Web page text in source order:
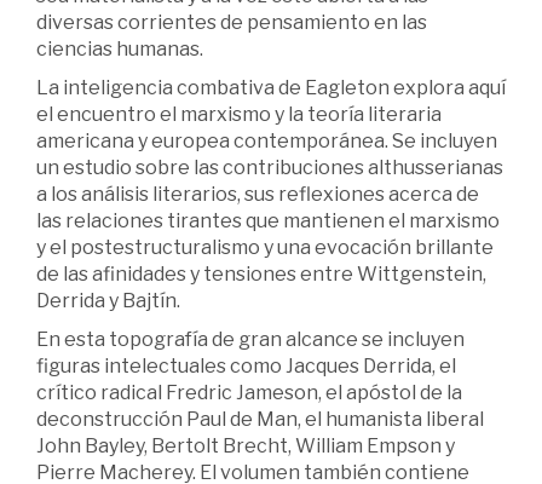
diversas corrientes de pensamiento en las
ciencias humanas.
La inteligencia combativa de Eagleton explora aquí
el encuentro el marxismo y la teoría literaria
americana y europea contemporánea. Se incluyen
un estudio sobre las contribuciones althusserianas
a los análisis literarios, sus reflexiones acerca de
las relaciones tirantes que mantienen el marxismo
y el postestructuralismo y una evocación brillante
de las afinidades y tensiones entre Wittgenstein,
Derrida y Bajtín.
En esta topografía de gran alcance se incluyen
figuras intelectuales como Jacques Derrida, el
crítico radical Fredric Jameson, el apóstol de la
deconstrucción Paul de Man, el humanista liberal
John Bayley, Bertolt Brecht, William Empson y
Pierre Macherey. El volumen también contiene